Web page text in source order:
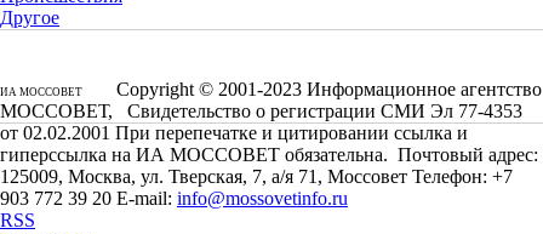
Другое
ИА МОССОВЕТ
Copyright © 2001-2023 Информационное агентство
МОССОВЕТ, Свидетельство о регистрации СМИ Эл 77-4353
от 02.02.2001 При перепечатке и цитировании ссылка и
гиперссылка на ИА МОССОВЕТ обязательна. Почтовый адрес:
125009, Москва, ул. Тверская, 7, а/я 71, Моссовет Телефон: +7
903 772 39 20 E-mail: info@mossovetinfo.ru
RSS